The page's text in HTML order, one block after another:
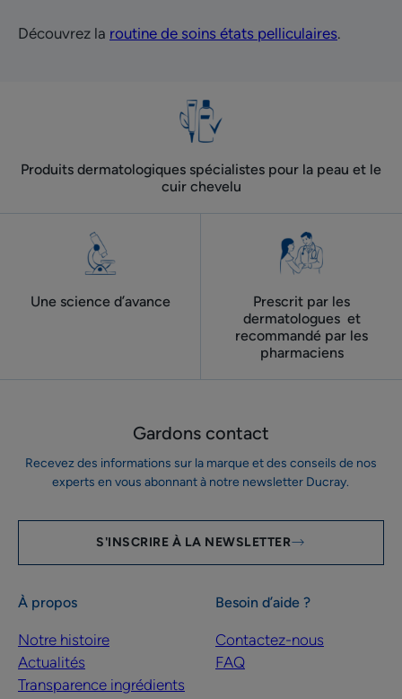
Découvrez la routine de soins états pelliculaires.
Produits dermatologiques spécialistes pour la peau et le
cuir chevelu
Une science d’avance
Prescrit par les
dermatologues ​ et
recommandé par les
pharmaciens
Gardons contact
Recevez des informations sur la marque et des conseils de nos
experts en vous abonnant à notre newsletter Ducray.
S'INSCRIRE À LA NEWSLETTER
À propos
Notre histoire
Actualités
Transparence ingrédients
Besoin d’aide ?
Contactez-nous
FAQ